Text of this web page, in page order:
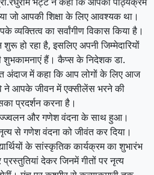
जो आपकी शिक्षा के लिए आवश्यक था।
का सर्वांगीण विकास किया है।
हो रहा है, इसलिए अपनी जिम्मेदारियों
शुभकामनाएं हैं। कैप्स के निदेशक डा.
अंदाज में कहा कि आप लोगों के लिए आज
ने आपके जीवन में एक्सीलेंस भरने की
प्रदर्शन करना है।
और गणेश वंदना के साथ हुआ।
से गणेश वंदना को जीवंत कर दिया।
के सांस्कृतिक कार्यक्रम का शुभारंभ
देकर जिनमें गीतों पर नृत्य